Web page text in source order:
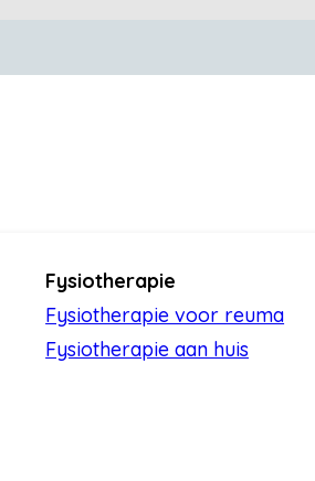
Fysiotherapie
Fysiotherapie voor reuma
Fysiotherapie aan huis